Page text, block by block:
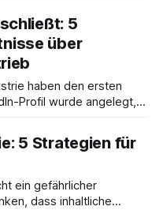
mit teuren Autos und
um Aufmerksamkeit
Frage: Lohnt sich
Produkte,
5
über
haben den ersten
Profil wurde angelegt,
optimiert. Doch die
Interaktionen bleiben
bleiben aus. Das
5 Strategien für
ein gefährlicher
dass inhaltliche